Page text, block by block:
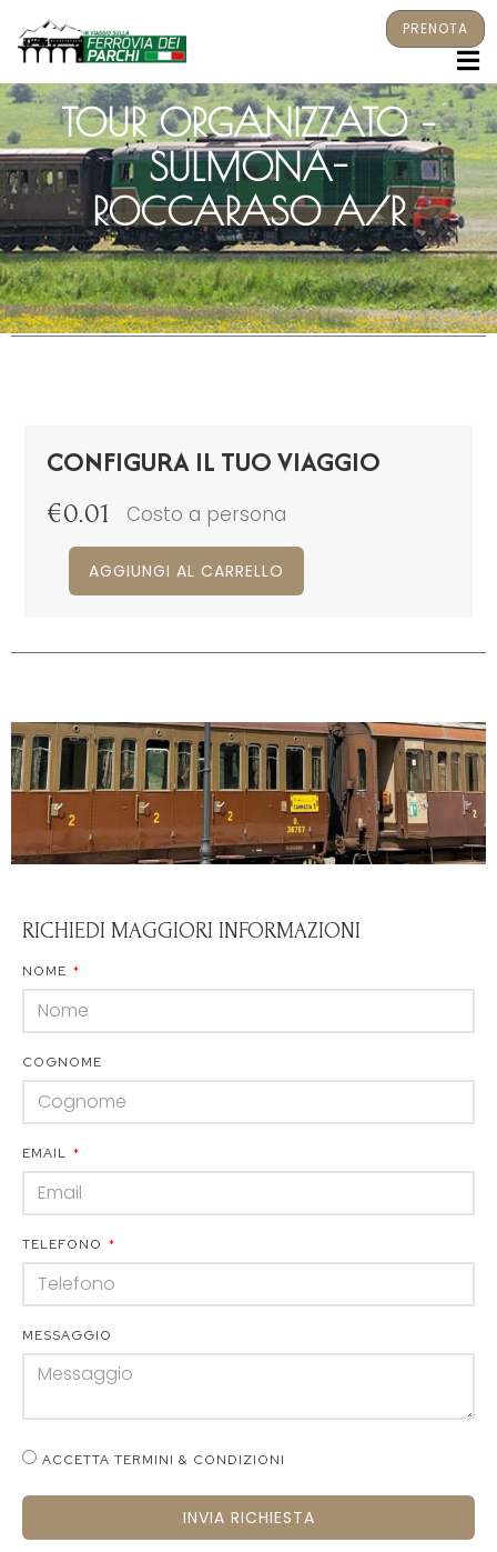
PRENOTA
TOUR ORGANIZZATO –
SULMONA-
ROCCARASO A/R
CONFIGURA IL TUO VIAGGIO
€0.01 Costo a persona
AGGIUNGI AL CARRELLO
RICHIEDI MAGGIORI INFORMAZIONI
NOME
COGNOME
EMAIL
TELEFONO
MESSAGGIO
ACCETTA TERMINI & CONDIZIONI
INVIA RICHIESTA